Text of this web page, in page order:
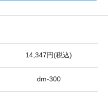
14,347円(税込)
dm-300